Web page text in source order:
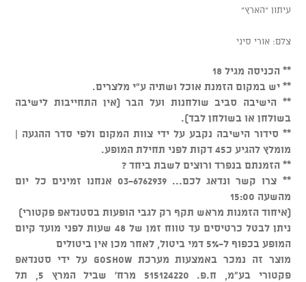
עיתון "הארץ"
צלם: אורי סיני
** הכניסה מגיל 18
** יש במקום הזמנת אוכל ושתיה ע"י מלצרים.
** הישיבה סביב שולחנות ועל הבר (אין התחייבות לישיבה
בשולחן או בשולחן לבד).
** סידור הישיבה נקבע על ידי צוות המקום ולפי סדר ההגעה |
מומלץ להגיע כ45 דקות לפני תחילת המופע.
** הזמנתם בנפרד ורוצים לשבת ביחד ?
** צרו קשר ונדאג לכם... 03-6762939 אנחנו זמינים כל יום
מהשעה 15:00
(איחוד הזמנות מראש תקף רק לגבי הופעות בסטנדאפ פקטורי)
ניתן לבטל כרטיסים עד טווח זמן של 48 שעות לפני מועד קיום
המופע בכפוף ל-5% דמי ביטול, לאחר מכן אין ביטולים
מוצר זה נמכר באמצעות מערכת GOSHOW על ידי סטנדאפ
פקטורי בע"מ, ח.פ. 515124220 מרח' שביל המרץ 5, תל